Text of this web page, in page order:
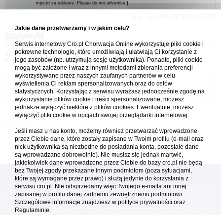
mjesto za reklame. Please do not advertise.]
Cro.pl przegląda132użytkowników :: 3 zidentyfikowanych, 0 ukrytych i 129
gości (dane z ostatnich 3 minut)
Najwięcej użytkowników online ( 5542) było 21.04.2026 01:12
Forum Chorwacja Online - Cro.pl
Usuń ciasteczka• Strefa czasowa: UTC + 1 (Polska - czas zimowy) [ DST
[reklama ] [
Platforma cro.pl© Chorwacja online™ wykorzystuje cookies do prawidłowego działania, te pliki
gromadzą na Twoim komputerze dane ułatwiające korzystanie z serwisu; więcej informacji w
Redakcja platformy cro.pl© Chorwacja online™ nie odpowiada za treści zamieszczone przez
użytkowników. Korzystanie z serwisu oznacza akceptację regulaminu. Serwis ma charakter
Jakie dane przetwarzamy i w jakim celu?
Serwis internetowy Cro.pl Chorwacja Online wykorzystuje pliki cookie i
pokrewne technologie, które umożliwiają i ułatwiają Ci korzystanie z
jego zasobów (np. utrzymują sesję użytkownika). Ponadto, pliki cookie
mogą być założone i wraz z innymi metodami zbierania preferencji
wykorzystywane przez naszych zaufanych partnerów w celu
wyświetlenia Ci reklam spersonalizowanych oraz do celów
statystycznych. Korzystając z serwisu wyrażasz jednocześnie zgodę na
wykorzystanie plików cookie i treści spersonalizowane, możesz
jednakże wyłączyć niektóre z plików cookies. Ewentualnie, możesz
wyłączyć pliki cookie w opcjach swojej przeglądarki internetowej.
Jeśli masz u nas konto, możemy również przetwarzać wprowadzone
przez Ciebie dane, które zostały zapisane w Twoim profilu (e-mail oraz
nick użytkownika są niezbędne do posiadania konta, pozostałe dane
są wprowadzane dobrowolnie). Nie musisz się jednak martwić,
jakiekolwiek dane wprowadzone przez Ciebie do bazy cro.pl nie będą
bez Twojej zgody przekazane innym podmiotom (poza sytuacjami,
które są wymagane przez prawo) i służą jedynie do korzystania z
serwisu cro.pl. Nie odsprzedamy więc Twojego e-maila ani innej
zapisanej w profilu danej żadnemu zewnętrznemu podmiotowi.
Szczegółowe informacje znajdziesz w polityce prywatności oraz
Regulaminie.